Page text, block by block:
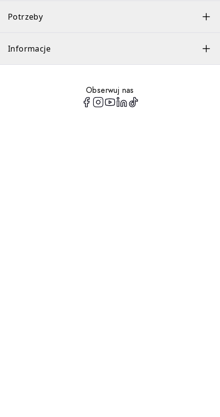
Potrzeby
Informacje
Obserwuj nas